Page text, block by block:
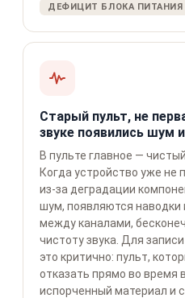
ДЕФИЦИТ БЛОКА ПИТАНИЯ
Старый пульт, не
звуке появились шум
В пульте главное —
Когда устройство уже не
из-за деградации
шум, появляются наводки
между каналами,
чистоту звука. Для
это критично: пульт,
отказать прямо во время
испорченный материал и